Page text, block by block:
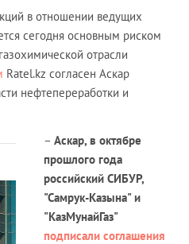
в отношении ведущих
сегодня основным риском
отрасли
Ratel.kz согласен Аскар
нефтепереработки и
– Аскар, в октябре
прошлого года
российский СИБУР,
"Самрук-Казына" и
"КазМунайГаз"
подписали соглашения